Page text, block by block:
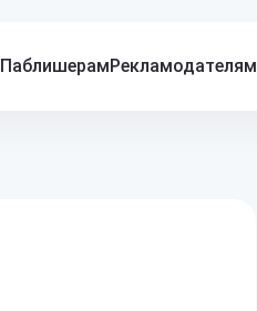
ПаблишерамРекламодателям